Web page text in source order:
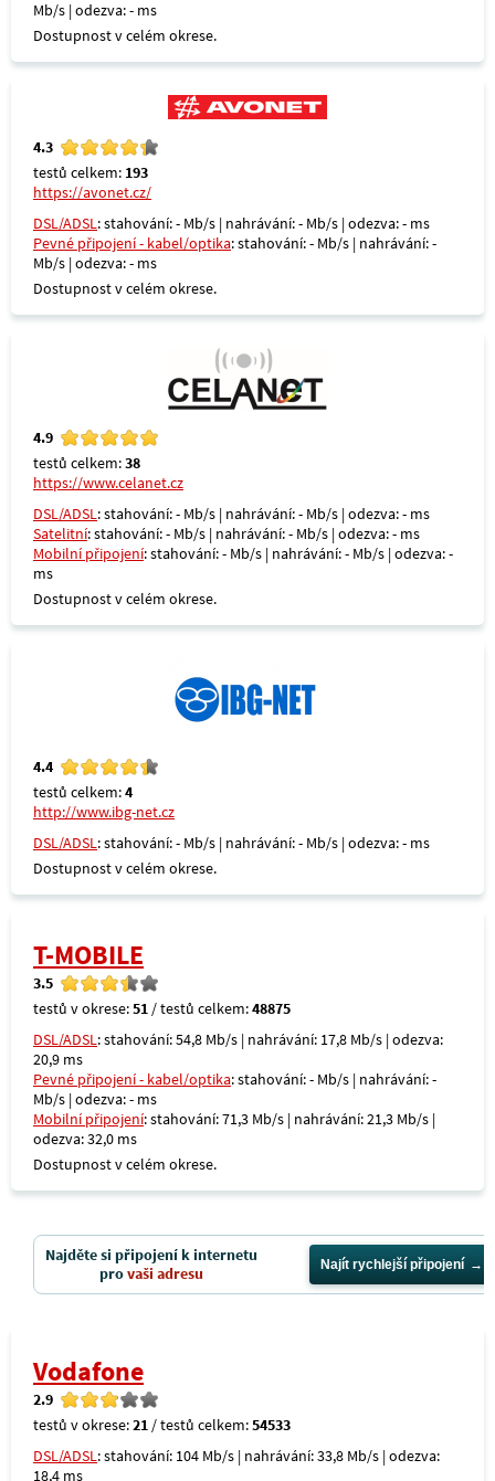
Mb/s | odezva: - ms
Dostupnost v celém okrese.
4.3
testů celkem: 193
https://avonet.cz/
DSL/ADSL: stahování: - Mb/s | nahrávání: - Mb/s | odezva: - ms
Pevné připojení - kabel/optika: stahování: - Mb/s | nahrávání: -
Mb/s | odezva: - ms
Dostupnost v celém okrese.
4.9
testů celkem:38
https://www.celanet.cz
DSL/ADSL: stahování: - Mb/s | nahrávání: - Mb/s | odezva: - ms
Satelitní: stahování: - Mb/s | nahrávání: - Mb/s | odezva: - ms
Mobilní připojení: stahování: - Mb/s | nahrávání: - Mb/s | odezva: -
ms
Dostupnost v celém okrese.
4.4
testů celkem:4
http://www.ibg-net.cz
DSL/ADSL: stahování: - Mb/s | nahrávání: - Mb/s | odezva: - ms
Dostupnost v celém okrese.
T-MOBILE
3.5
testů v okrese:51 / testů celkem:48875
DSL/ADSL: stahování: 54,8 Mb/s | nahrávání: 17,8 Mb/s | odezva:
20,9 ms
Pevné připojení - kabel/optika: stahování: - Mb/s | nahrávání: -
Mb/s | odezva: - ms
Mobilní připojení: stahování: 71,3 Mb/s | nahrávání: 21,3 Mb/s |
odezva: 32,0 ms
Dostupnost v celém okrese.
Najděte si připojení k internetu
provaši adresu Najít rychlejší připojení
Vodafone
2.9
testů v okrese:21 / testů celkem:54533
DSL/ADSL: stahování: 104 Mb/s | nahrávání: 33,8 Mb/s | odezva:
18,4 ms